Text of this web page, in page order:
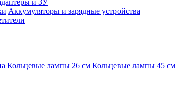
и ЗУ
Аккумуляторы и зарядные устройства
Кольцевые лампы 26 см Кольцевые лампы 45 см